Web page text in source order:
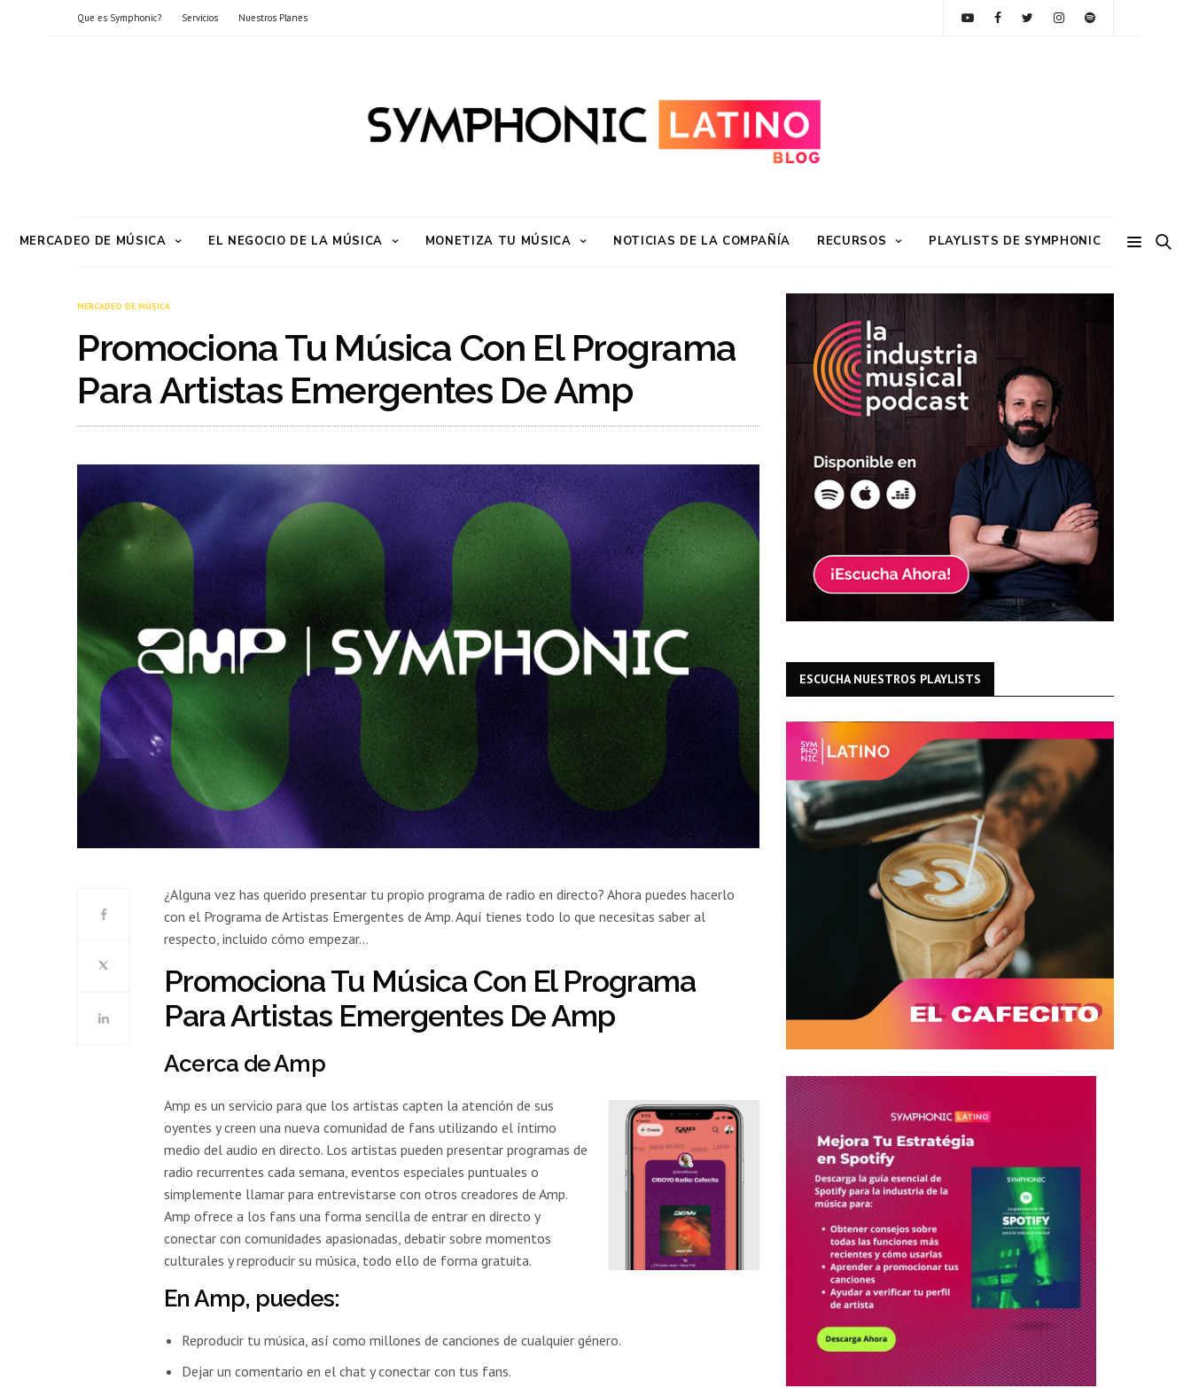
Que es Symphonic? Servicios Nuestros Planes
MERCADEO DE MÚSICA EL NEGOCIO DE LA MÚSICA MONETIZA TU MÚSICA NOTICIAS DE LA COMPAÑÍA RECURSOS PLAYLISTS DE SYMPHONIC
MERCADEO DE MÚSICA
Promociona Tu Música Con El Programa
Para Artistas Emergentes De Amp
¿Alguna vez has querido presentar tu propio programa de radio en directo? Ahora puedes hacerlo
con el Programa de Artistas Emergentes de Amp. Aquí tienes todo lo que necesitas saber al
respecto, incluido cómo empezar…
Promociona Tu Música Con El Programa
Para Artistas Emergentes De Amp
Acerca de Amp
Amp es un servicio para que los artistas capten la atención de sus
oyentes y creen una nueva comunidad de fans utilizando el íntimo
medio del audio en directo. Los artistas pueden presentar programas de
radio recurrentes cada semana, eventos especiales puntuales o
simplemente llamar para entrevistarse con otros creadores de Amp.
Amp ofrece a los fans una forma sencilla de entrar en directo y
conectar con comunidades apasionadas, debatir sobre momentos
culturales y reproducir su música, todo ello de forma gratuita.
En Amp, puedes:
Reproducir tu música, así como millones de canciones de cualquier género.
Dejar un comentario en el chat y conectar con tus fans.
ESCUCHA NUESTROS PLAYLISTS